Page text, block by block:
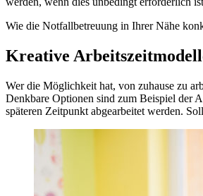
Wie die Notfallbetreuung in Ihrer Nähe
Kreative
Wer die Möglichkeit hat, von zuhause zu
Denkbare Optionen sind zum Beispiel der
späteren Zeitpunkt abgearbeitet werden.